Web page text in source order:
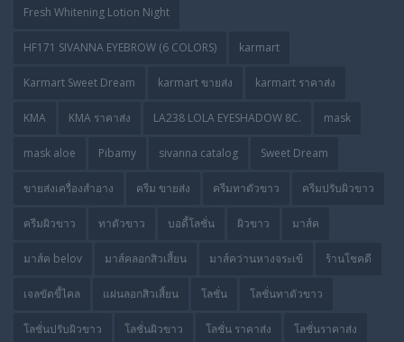
Fresh Whitening Lotion Night
HF171 SIVANNA EYEBROW (6 COLORS) karmart
Karmart Sweet Dream karmart ขายส่ง karmart ราคาส่ง
KMA KMA ราคาส่ง LA238 LOLA EYESHADOW 8C. mask
mask aloe Pibamy sivanna catalog Sweet Dream
ขายส่งเครื่องสำอาง ครีม ขายส่ง ครีมทาตัวขาว ครีมปรับผิวขาว
ครีมผิวขาว ทาตัวขาว บอดี้โลชั่น ผิวขาว มาส์ค
มาส์ค belov มาส์คลอกสิวเสี้ยน มาส์คว่านหางจระเข้ ร้านโชคดี
เจลขัดขี้ไคล แผ่นลอกสิวเสี้ยน โลชั่น โลชั่นทาตัวขาว
โลชั่นปรับผิวขาว โลชั่นผิวขาว โลชั่น ราคาส่ง โลชั่นราคาส่ง